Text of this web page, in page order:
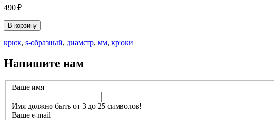
490 ₽
В корзину
крюк, s-образный, диаметр, мм, крюки
Напишите нам
Ваше имя
Имя должно быть от 3 до 25 символов!
Ваше e-mail